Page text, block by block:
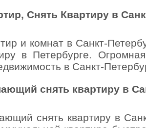
Снять Квартиру в
и комнат в Санкт-
в Петербурге.
в Санкт-
снять квартиру в
снять квартиру в